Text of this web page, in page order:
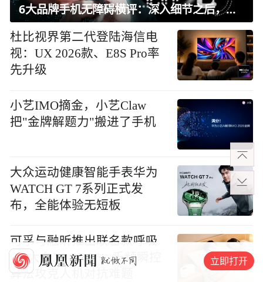
6大品牌手机无障碍横评：深入细节之后，似乎只有苹果能挺住？｜ 看见2026
杜比视界第二代登陆海信电
视：UX 2026款、E8S Pro率
先升级
小艺IMO摘金，小艺Claw
把"金牌解题力"搬进了手机
大众运动健康智能手表华为
WATCH GT 7系列正式发
布，全能体验无短板
可孚与融昕推出联名款呼吸
机"大白X3 PRO"：千频瞬控
算法攻克人机对抗难题
立即打开